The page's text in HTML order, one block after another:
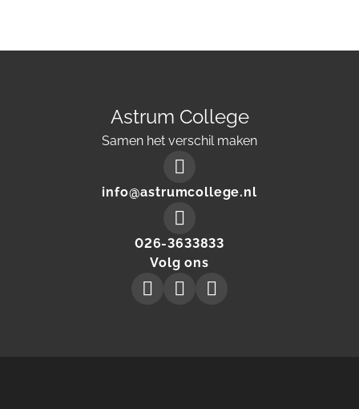
Astrum College
Samen het verschil maken
Mail
info@astrumcollege.nl
Make
call
026-3633833
Volg ons
Astrum
Collegeon
Astrum
Collegeon